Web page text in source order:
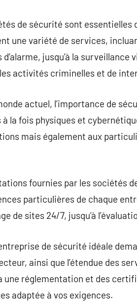
de sécurité sont essentielles
une variété de services,
d’alarme, jusqu’à la
activités criminelles et de
actuel, l’importance de
à la fois physiques et
mais également aux
fournies par les sociétés
particulières de chaque
de sites 24/7, jusqu’à
de sécurité idéale
ainsi que l’étendue des
une réglementation et des
adaptée à vos exigences.